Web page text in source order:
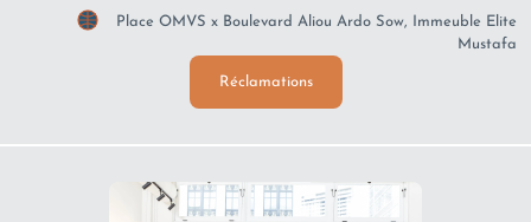
Place OMVS x Boulevard Aliou Ardo Sow, Immeuble Elite
Mustafa
Réclamations